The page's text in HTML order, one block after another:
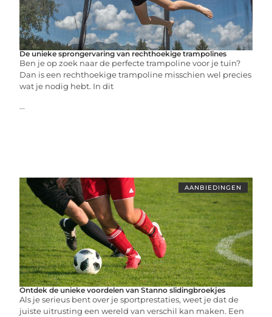
De unieke sprongervaring van rechthoekige trampolines
Ben je op zoek naar de perfecte trampoline voor je tuin?
Dan is een rechthoekige trampoline misschien wel precies
wat je nodig hebt. In dit
...
AANBIEDINGEN
Ontdek de unieke voordelen van Stanno slidingbroekjes
Als je serieus bent over je sportprestaties, weet je dat de
juiste uitrusting een wereld van verschil kan maken. Een